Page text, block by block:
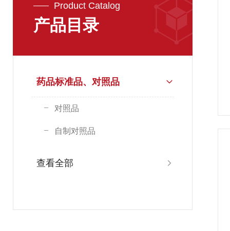
Product Catalog
产品目录
药品标准品、对照品
对照品
自制对照品
查看全部